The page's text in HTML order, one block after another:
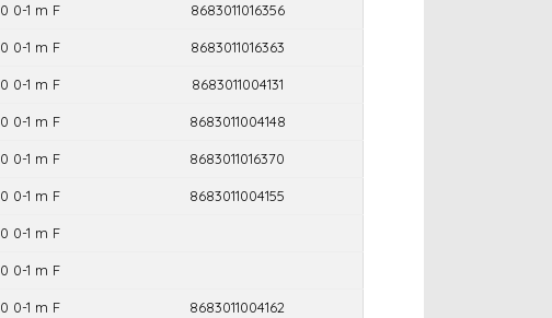
0 0-1 m F 8683011016356
0 0-1 m F 8683011016363
0 0-1 m F 8683011004131
0 0-1 m F 8683011004148
0 0-1 m F 8683011016370
0 0-1 m F 8683011004155
0 0-1 m F
0 0-1 m F
0 0-1 m F 8683011004162